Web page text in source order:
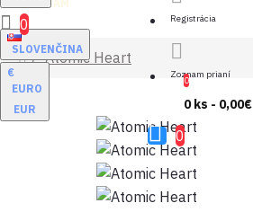
NÁM
SLOVENČINA
€
EURO
EUR
Registrácia
Zoznam prianí
0
0 ks - 0,00€
0
0
Atomic Heart